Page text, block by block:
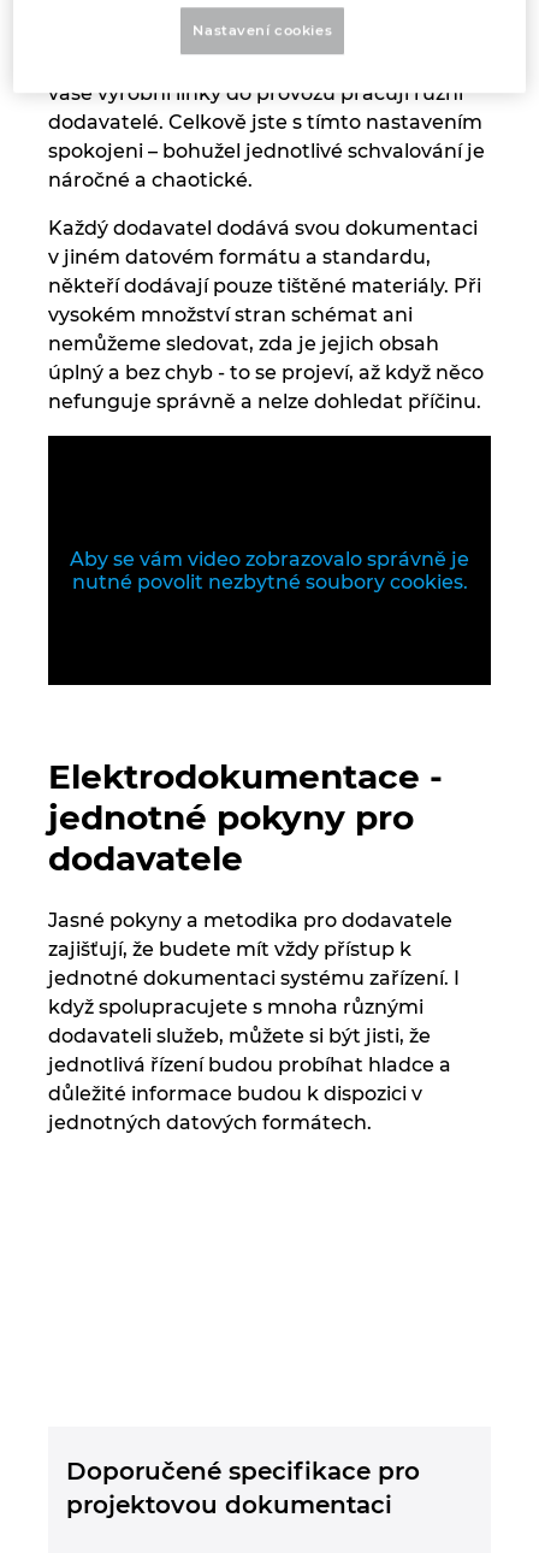
Možná vám to zní povědomě? Na návrhu,
vaše výrobní linky do provozu pracují různí
dodavatelé. Celkově jste s tímto nastavením
spokojeni – bohužel jednotlivé schvalování je
náročné a chaotické.
Každý dodavatel dodává svou dokumentaci
v jiném datovém formátu a standardu,
někteří dodávají pouze tištěné materiály. Při
vysokém množství stran schémat ani
nemůžeme sledovat, zda je jejich obsah
úplný a bez chyb - to se projeví, až když něco
nefunguje správně a nelze dohledat příčinu.
Aby se vám video zobrazovalo správně je
nutné povolit nezbytné soubory cookies.
Elektrodokumentace -
jednotné pokyny pro
dodavatele
Jasné pokyny a metodika pro dodavatele
zajišťují, že budete mít vždy přístup k
jednotné dokumentaci systému zařízení. I
když spolupracujete s mnoha různými
dodavateli služeb, můžete si být jisti, že
jednotlivá řízení budou probíhat hladce a
důležité informace budou k dispozici v
jednotných datových formátech.
Doporučené specifikace pro
projektovou dokumentaci
Peru
Polsko
Portugalsko
Rakousko
Rumunsko
Španělsko
Švédsko
Švýcarsko
Thajsko
Turecko
Ukrajina
Nastavení cookies